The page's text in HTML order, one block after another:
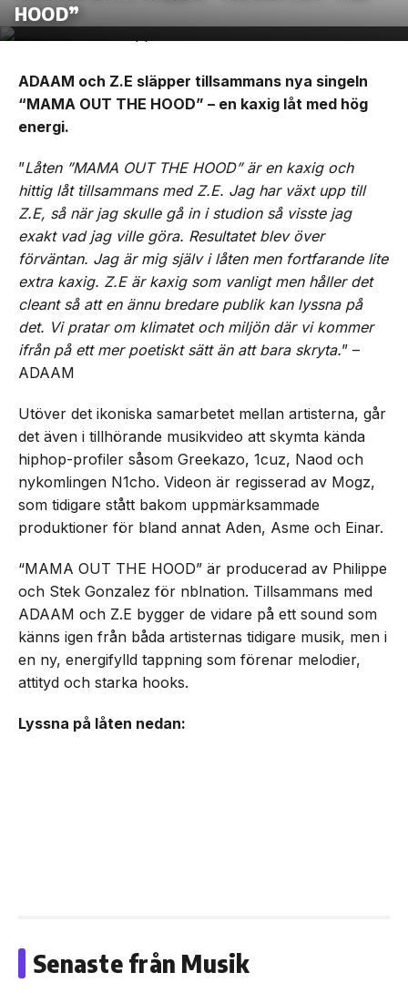
HOOD”
ADAAM och Z.E släpper tillsammans nya singeln
“MAMA OUT THE HOOD” – en kaxig låt med hög
energi.
”Låten ”MAMA OUT THE HOOD” är en kaxig och
hittig låt tillsammans med Z.E. Jag har växt upp till
Z.E, så när jag skulle gå in i studion så visste jag
exakt vad jag ville göra. Resultatet blev över
förväntan. Jag är mig själv i låten men fortfarande lite
extra kaxig. Z.E är kaxig som vanligt men håller det
cleant så att en ännu bredare publik kan lyssna på
det. Vi pratar om klimatet och miljön där vi kommer
ifrån på ett mer poetiskt sätt än att bara skryta.” –
ADAAM
Utöver det ikoniska samarbetet mellan artisterna, går
det även i tillhörande musikvideo att skymta kända
hiphop-profiler såsom Greekazo, 1cuz, Naod och
nykomlingen N1cho. Videon är regisserad av Mogz,
som tidigare stått bakom uppmärksammade
produktioner för bland annat Aden, Asme och Einar.
“MAMA OUT THE HOOD” är producerad av Philippe
och Stek Gonzalez för nblnation. Tillsammans med
ADAAM och Z.E bygger de vidare på ett sound som
känns igen från båda artisternas tidigare musik, men i
en ny, energifylld tappning som förenar melodier,
attityd och starka hooks.
Lyssna på låten nedan:
Senaste från Musik